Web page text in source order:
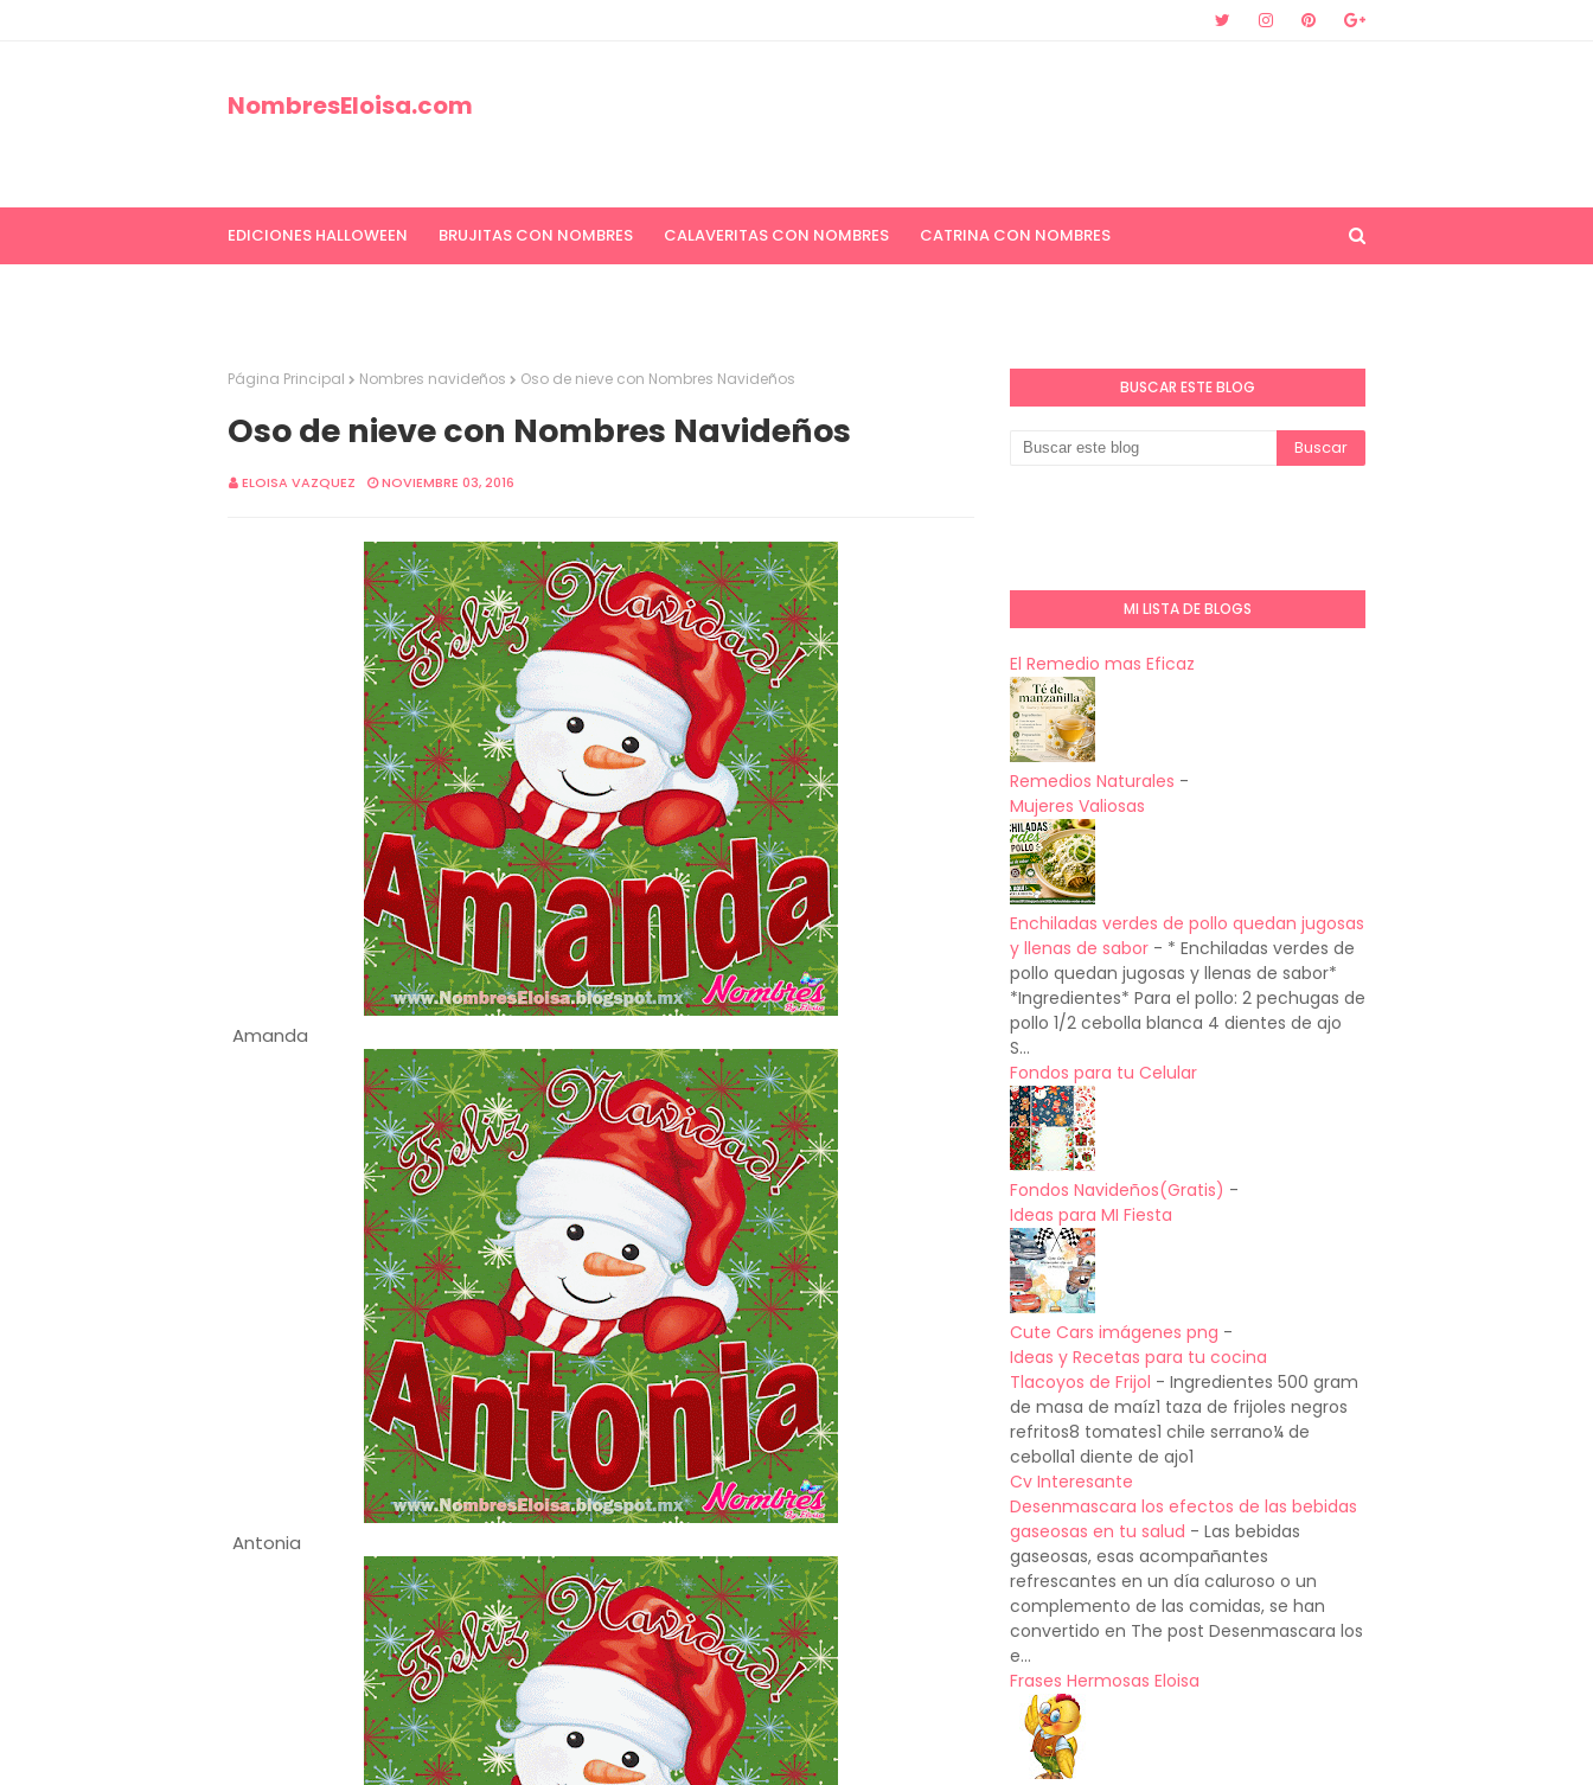
NombresEloisa.com
EDICIONES HALLOWEEN BRUJITAS CON NOMBRES CALAVERITAS CON NOMBRES CATRINA CON NOMBRES
Página Principal Nombres navideños Oso de nieve con Nombres Navideños
Oso de nieve con Nombres Navideños
ELOISA VAZQUEZ NOVIEMBRE 03, 2016
Amanda
Antonia
BUSCAR ESTE BLOG
MI LISTA DE BLOGS
El Remedio mas Eficaz
Remedios Naturales -
Mujeres Valiosas
Enchiladas verdes de pollo quedan jugosas
y llenas de sabor - * Enchiladas verdes de
pollo quedan jugosas y llenas de sabor*
*Ingredientes* Para el pollo: 2 pechugas de
pollo 1/2 cebolla blanca 4 dientes de ajo
S...
Fondos para tu Celular
Fondos Navideños(Gratis) -
Ideas para MI Fiesta
Cute Cars imágenes png -
Ideas y Recetas para tu cocina
Tlacoyos de Frijol - Ingredientes 500 gram
de masa de maíz1 taza de frijoles negros
refritos8 tomates1 chile serrano¼ de
cebolla1 diente de ajo1
Cv Interesante
Desenmascara los efectos de las bebidas
gaseosas en tu salud - Las bebidas
gaseosas, esas acompañantes
refrescantes en un día caluroso o un
complemento de las comidas, se han
convertido en The post Desenmascara los
e...
Frases Hermosas Eloisa